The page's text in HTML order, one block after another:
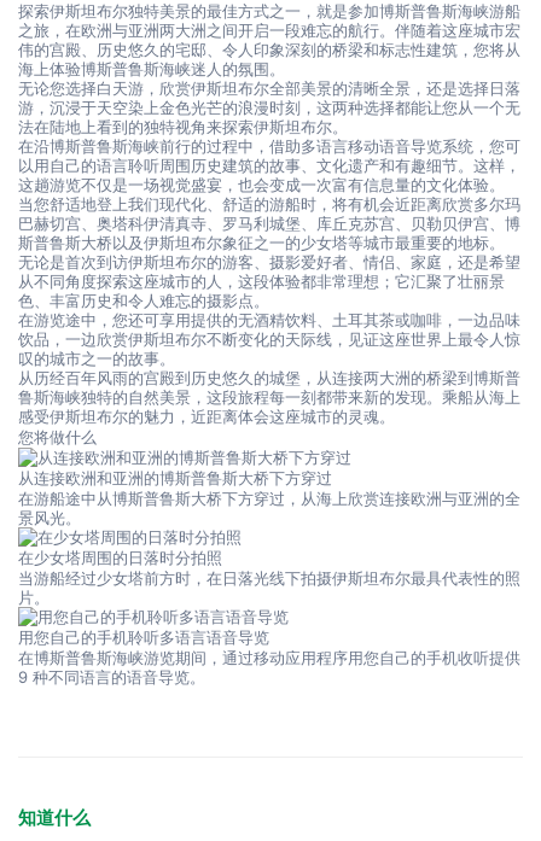
探索伊斯坦布尔独特美景的最佳方式之一，就是参加博斯普鲁斯海峡游船
之旅，在欧洲与亚洲两大洲之间开启一段难忘的航行。伴随着这座城市宏
伟的宫殿、历史悠久的宅邸、令人印象深刻的桥梁和标志性建筑，您将从
海上体验博斯普鲁斯海峡迷人的氛围。
无论您选择白天游，欣赏伊斯坦布尔全部美景的清晰全景，还是选择日落
游，沉浸于天空染上金色光芒的浪漫时刻，这两种选择都能让您从一个无
法在陆地上看到的独特视角来探索伊斯坦布尔。
在沿博斯普鲁斯海峡前行的过程中，借助多语言移动语音导览系统，您可
以用自己的语言聆听周围历史建筑的故事、文化遗产和有趣细节。这样，
这趟游览不仅是一场视觉盛宴，也会变成一次富有信息量的文化体验。
当您舒适地登上我们现代化、舒适的游船时，将有机会近距离欣赏多尔玛
巴赫切宫、奥塔科伊清真寺、罗马利城堡、库丘克苏宫、贝勒贝伊宫、博
斯普鲁斯大桥以及伊斯坦布尔象征之一的少女塔等城市最重要的地标。
无论是首次到访伊斯坦布尔的游客、摄影爱好者、情侣、家庭，还是希望
从不同角度探索这座城市的人，这段体验都非常理想；它汇聚了壮丽景
色、丰富历史和令人难忘的摄影点。
在游览途中，您还可享用提供的无酒精饮料、土耳其茶或咖啡，一边品味
饮品，一边欣赏伊斯坦布尔不断变化的天际线，见证这座世界上最令人惊
叹的城市之一的故事。
从历经百年风雨的宫殿到历史悠久的城堡，从连接两大洲的桥梁到博斯普
鲁斯海峡独特的自然美景，这段旅程每一刻都带来新的发现。乘船从海上
感受伊斯坦布尔的魅力，近距离体会这座城市的灵魂。
您将做什么
从连接欧洲和亚洲的博斯普鲁斯大桥下方穿过
在游船途中从博斯普鲁斯大桥下方穿过，从海上欣赏连接欧洲与亚洲的全
景风光。
在少女塔周围的日落时分拍照
当游船经过少女塔前方时，在日落光线下拍摄伊斯坦布尔最具代表性的照
片。
用您自己的手机聆听多语言语音导览
在博斯普鲁斯海峡游览期间，通过移动应用程序用您自己的手机收听提供
9 种不同语言的语音导览。
知道什么